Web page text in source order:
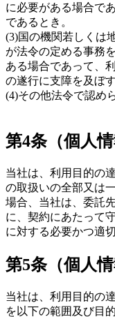
に必要がある場合で
であるとき。
(3)国の機関若しくは
が法令の定める事務
ある場合であって、
の遂行に支障を及ぼ
(4)その他法令で認め
第4条（個人
当社は、利用目的の
の取扱いの全部又は
場合、当社は、委託
に、契約にあたって
に対する必要かつ適
第5条（個人
当社は、利用目的の
を以下の範囲及び目